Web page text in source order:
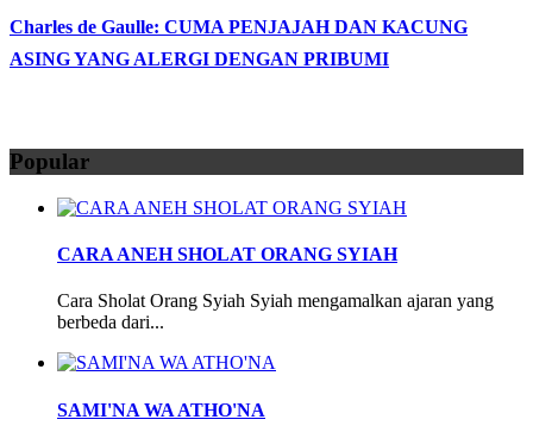
Charles de Gaulle: CUMA PENJAJAH DAN KACUNG
ASING YANG ALERGI DENGAN PRIBUMI
Popular
CARA ANEH SHOLAT ORANG SYIAH
Cara Sholat Orang Syiah Syiah mengamalkan ajaran yang
berbeda dari...
SAMI'NA WA ATHO'NA